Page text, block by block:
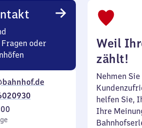
oder
Weil
zählt!
Nehmen
helfen Sie,
Ihre